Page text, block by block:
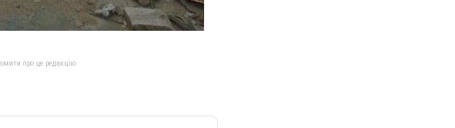
про це редакцію